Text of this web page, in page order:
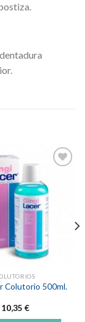
Añadir
lista de
Colutorio 500ml.
10,35 €